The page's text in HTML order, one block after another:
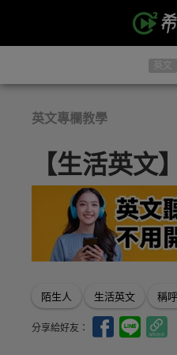
英文
英文專欄教學
【生活英文
陌生人 生活英文 稱呼
分享給好友：